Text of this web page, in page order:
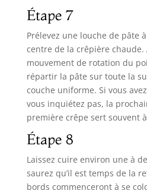
Étape 7
Prélevez une louche de pâte
centre de la crêpière
mouvement de rotation du
répartir la pâte sur toute la
couche uniforme. Si vous
vous inquiétez pas, la
première crêpe sert souvent
Étape 8
Laissez cuire environ une à
saurez qu’il est temps de la
bords commenceront à se